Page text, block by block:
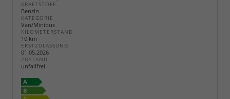
KRAFTSTOFF
Benzin
KATEGORIE
Van/Minibus
KILOMETERSTAND
10 km
ERSTZULASSUNG
01.05.2026
ZUSTAND
unfallfrei